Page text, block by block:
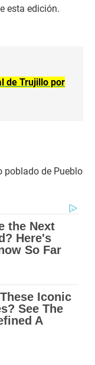
esta edición.
de Trujillo por
poblado de Pueblo